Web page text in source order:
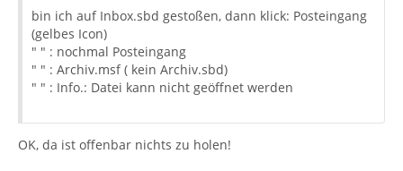
bin ich auf Inbox.sbd gestoßen, dann klick: Posteingang
(gelbes Icon)
" " : nochmal Posteingang
" " : Archiv.msf ( kein Archiv.sbd)
" " : Info.: Datei kann nicht geöffnet werden
OK, da ist offenbar nichts zu holen!